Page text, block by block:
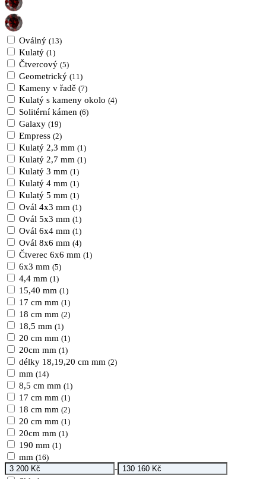
Oválný (13)
Kulatý (1)
Čtvercový (5)
Geometrický (11)
Kameny v řadě (7)
Kulatý s kameny okolo (4)
Solitérní kámen (6)
Galaxy (19)
Empress (2)
Kulatý 2,3 mm (1)
Kulatý 2,7 mm (1)
Kulatý 3 mm (1)
Kulatý 4 mm (1)
Kulatý 5 mm (1)
Ovál 4x3 mm (1)
Ovál 5x3 mm (1)
Ovál 6x4 mm (1)
Ovál 8x6 mm (4)
Čtverec 6x6 mm (1)
6x3 mm (5)
4,4 mm (1)
15,40 mm (1)
17 cm mm (1)
18 cm mm (2)
18,5 mm (1)
20 cm mm (1)
20cm mm (1)
délky 18,19,20 cm mm (2)
mm (14)
8,5 cm mm (1)
17 cm mm (1)
18 cm mm (2)
20 cm mm (1)
20cm mm (1)
190 mm (1)
mm (16)
-